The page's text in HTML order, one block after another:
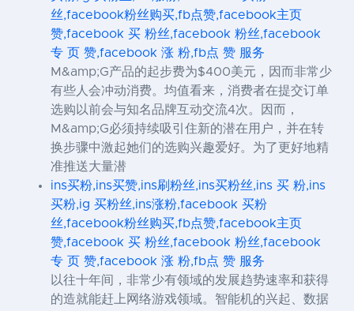
丝,facebook粉丝购买,fb点赞,facebook主页
赞,facebook 买 粉丝,facebook 粉丝,facebook
专 页 赞,facebook 涨 粉,fb点 赞 服务
M&amp;G产品的起步费为$400美元，因而非常少
有些人会冲动消费。均值看来，消费者在提交订单
选购以前会与知名品牌互动交流4次。因而，
M&amp;G必须持续吸引住新的潜在用户，并在转
换步骤中激起她们的选购兴趣爱好。为了更好地精
准推送大量潜
ins买粉,ins买赞,ins刷粉丝,ins买粉丝,ins 买 粉,ins
买粉,ig 买粉丝,ins涨粉,facebook 买粉
丝,facebook粉丝购买,fb点赞,facebook主页
赞,facebook 买 粉丝,facebook 粉丝,facebook
专 页 赞,facebook 涨 粉,fb点 赞 服务
以往十年间，非常少有领域的发展趋势速率和获得
的造就能赶上网络游戏领域。智能机的兴起、数据